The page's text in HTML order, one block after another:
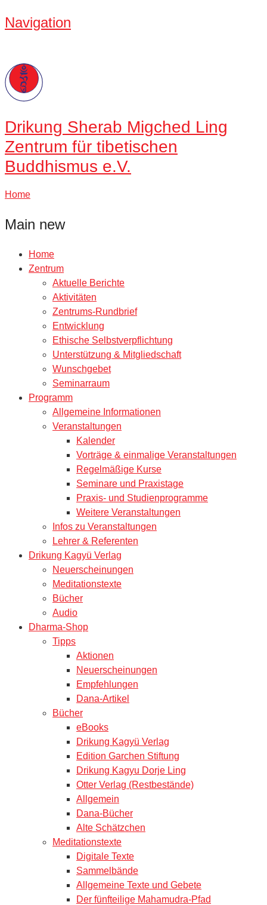
Navigation
Drikung Sherab Migched Ling
Zentrum für tibetischen
Buddhismus e.V.
Home
Main new
Home
Zentrum
Aktuelle Berichte
Aktivitäten
Zentrums-Rundbrief
Entwicklung
Ethische Selbstverpflichtung
Unterstützung & Mitgliedschaft
Wunschgebet
Seminarraum
Programm
Allgemeine Informationen
Veranstaltungen
Kalender
Vorträge & einmalige Veranstaltungen
Regelmäßige Kurse
Seminare und Praxistage
Praxis- und Studienprogramme
Weitere Veranstaltungen
Infos zu Veranstaltungen
Lehrer & Referenten
Drikung Kagyü Verlag
Neuerscheinungen
Meditationstexte
Bücher
Audio
Dharma-Shop
Tipps
Aktionen
Neuerscheinungen
Empfehlungen
Dana-Artikel
Bücher
eBooks
Drikung Kagyü Verlag
Edition Garchen Stiftung
Drikung Kagyu Dorje Ling
Otter Verlag (Restbestände)
Allgemein
Dana-Bücher
Alte Schätzchen
Meditationstexte
Digitale Texte
Sammelbände
Allgemeine Texte und Gebete
Der fünfteilige Mahamudra-Pfad